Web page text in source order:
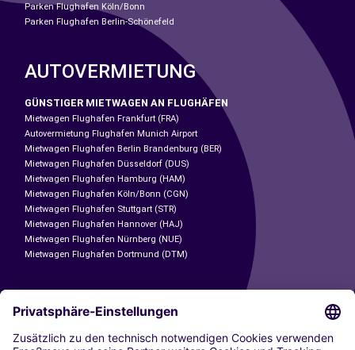
Parken Flughafen Köln/Bonn
Parken Flughafen Berlin-Schönefeld
AUTOVERMIETUNG
GÜNSTIGER MIETWAGEN AN FLUGHÄFEN
Mietwagen Flughafen Frankfurt (FRA)
Autovermietung Flughafen Munich Airport
Mietwagen Flughafen Berlin Brandenburg (BER)
Mietwagen Flughafen Düsseldorf (DUS)
Mietwagen Flughafen Hamburg (HAM)
Mietwagen Flughafen Köln/Bonn (CGN)
Mietwagen Flughafen Stuttgart (STR)
Mietwagen Flughafen Hannover (HAJ)
Mietwagen Flughafen Nürnberg (NUE)
Mietwagen Flughafen Dortmund (DTM)
CARSHARING
UNSERE STÄDTE